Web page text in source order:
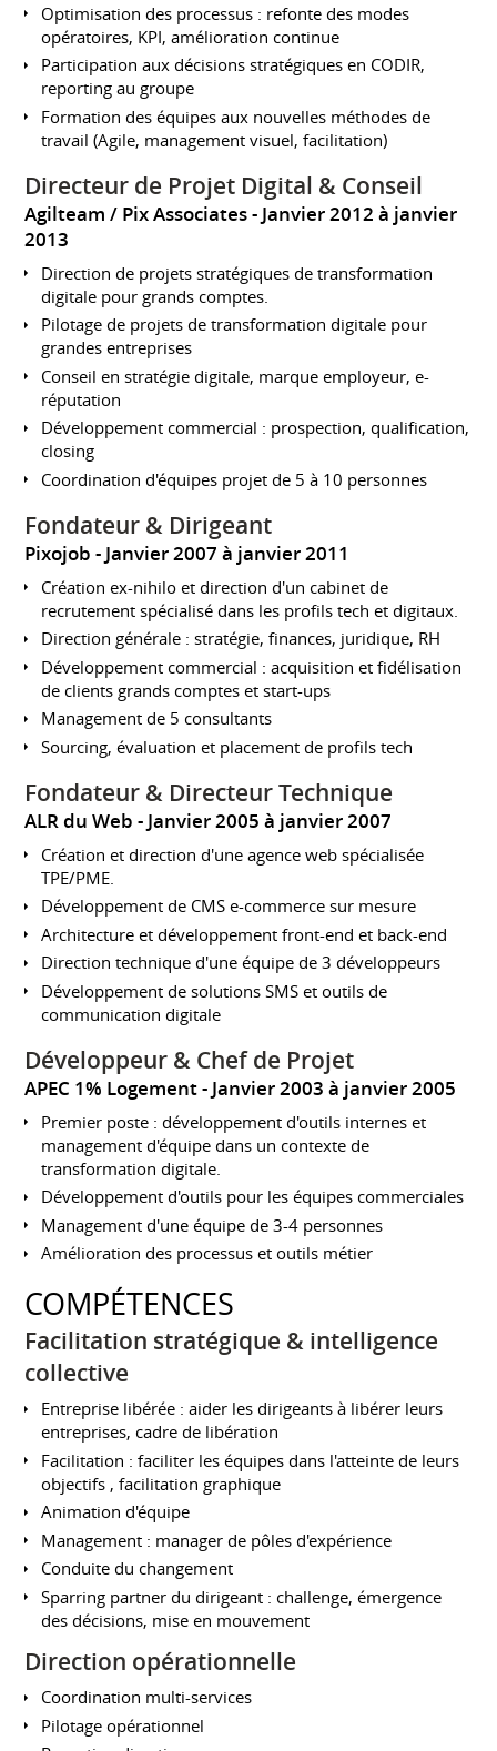
Optimisation des processus : refonte des modes
opératoires, KPI, amélioration continue
Participation aux décisions stratégiques en CODIR,
reporting au groupe
Formation des équipes aux nouvelles méthodes de
travail (Agile, management visuel, facilitation)
Directeur de Projet Digital & Conseil
Agilteam / Pix Associates
Janvier 2012 à janvier
2013
Direction de projets stratégiques de transformation
digitale pour grands comptes.
Pilotage de projets de transformation digitale pour
grandes entreprises
Conseil en stratégie digitale, marque employeur, e-
réputation
Développement commercial : prospection, qualification,
closing
Coordination d'équipes projet de 5 à 10 personnes
Fondateur & Dirigeant
Pixojob Janvier 2007 à janvier 2011
Création ex-nihilo et direction d'un cabinet de
recrutement spécialisé dans les profils tech et digitaux.
Direction générale : stratégie, finances, juridique, RH
Développement commercial : acquisition et fidélisation
de clients grands comptes et start-ups
Management de 5 consultants
Sourcing, évaluation et placement de profils tech
Fondateur & Directeur Technique
ALR du Web Janvier 2005 à janvier 2007
Création et direction d'une agence web spécialisée
TPE/PME.
Développement de CMS e-commerce sur mesure
Architecture et développement front-end et back-end
Direction technique d'une équipe de 3 développeurs
Développement de solutions SMS et outils de
communication digitale
Développeur & Chef de Projet
APEC 1% Logement Janvier 2003 à janvier 2005
Premier poste : développement d'outils internes et
management d'équipe dans un contexte de
transformation digitale.
Développement d'outils pour les équipes commerciales
Management d'une équipe de 3-4 personnes
Amélioration des processus et outils métier
COMPÉTENCES
Facilitation stratégique & intelligence
collective
Entreprise libérée : aider les dirigeants à libérer leurs
entreprises, cadre de libération
Facilitation : faciliter les équipes dans l'atteinte de leurs
objectifs , facilitation graphique
Animation d'équipe
Management : manager de pôles d'expérience
Conduite du changement
Sparring partner du dirigeant : challenge, émergence
des décisions, mise en mouvement
Direction opérationnelle
Coordination multi-services
Pilotage opérationnel